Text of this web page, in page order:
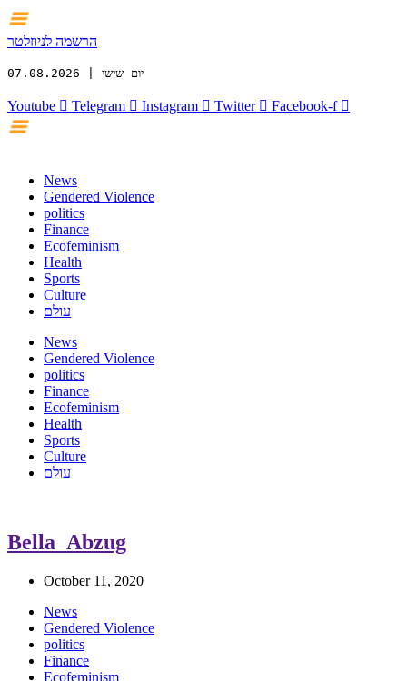
הרשמה לניוזלטר
יום שישי | 07.08.2026
Youtube Telegram Instagram Twitter Facebook-f
News
Gendered Violence
politics
Finance
Ecofeminism
Health
Sports
Culture
עולם
News
Gendered Violence
politics
Finance
Ecofeminism
Health
Sports
Culture
עולם
Bella_Abzug
October 11, 2020
News
Gendered Violence
politics
Finance
Ecofeminism